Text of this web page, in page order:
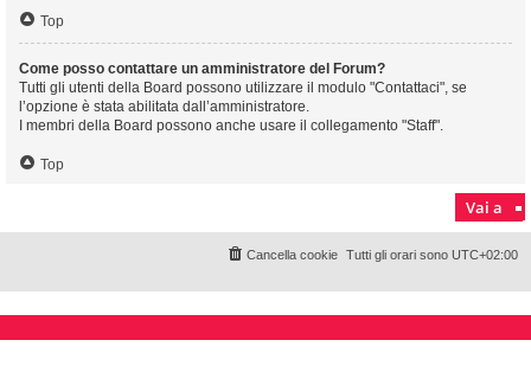
Top
Come posso contattare un amministratore del Forum?
Tutti gli utenti della Board possono utilizzare il modulo "Contattaci", se
l’opzione è stata abilitata dall’amministratore.
I membri della Board possono anche usare il collegamento "Staff".
Top
Vai a
Tutti gli orari sono UTC+02:00
Cancella cookie